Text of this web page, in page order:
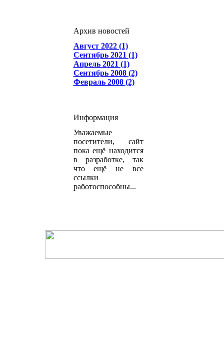
Архив новостей
Август 2022 (1)
Сентябрь 2021 (1)
Апрель 2021 (1)
Сентябрь 2008 (2)
Февраль 2008 (2)
Информация
Уважаемые
посетители, сайт
пока ещё находится
в разработке, так
что ещё не все
ссылки
работоспособны...